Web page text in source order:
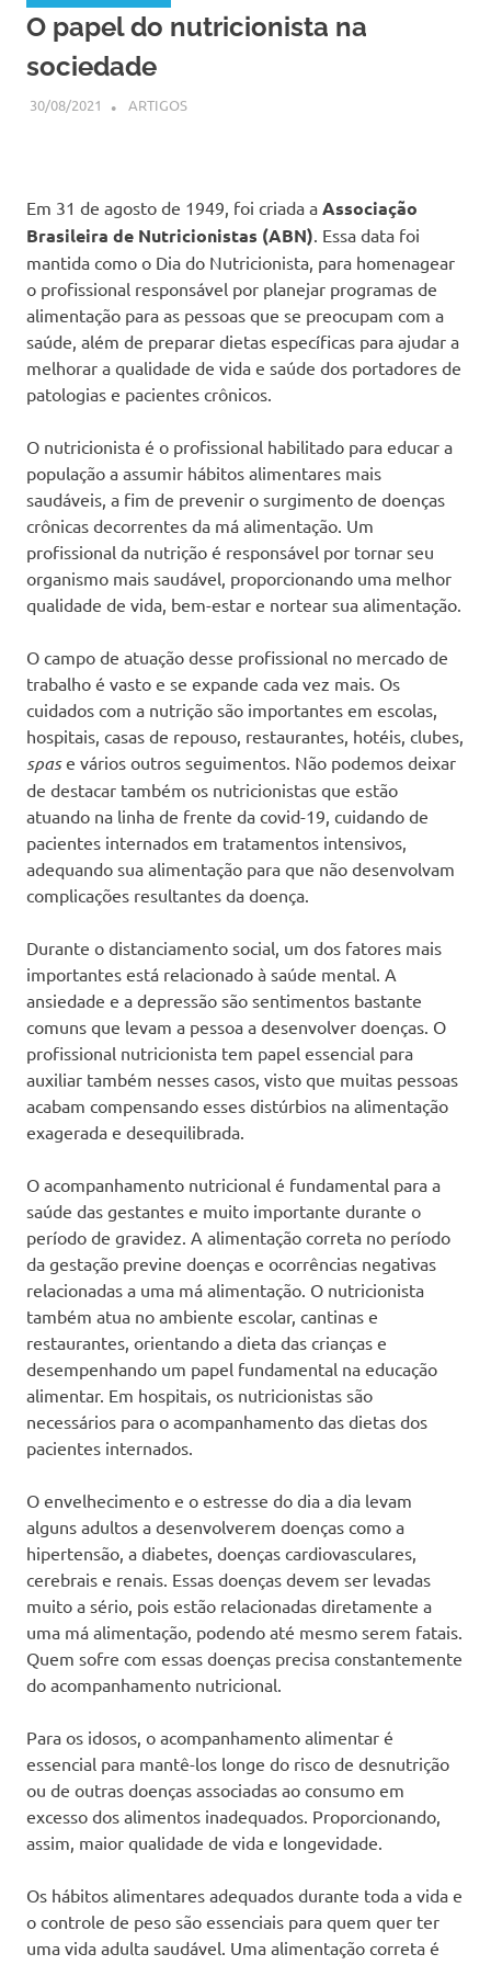
O papel do nutricionista na
sociedade
30/08/2021 SSPS BRASIL
ARTIGOS
Em 31 de agosto de 1949, foi criada a Associação
Brasileira de Nutricionistas (ABN) . Essa data foi
mantida como o Dia do Nutricionista, para homenagear
o profissional responsável por planejar programas de
alimentação para as pessoas que se preocupam com a
saúde, além de preparar dietas específicas para ajudar a
melhorar a qualidade de vida e saúde dos portadores de
patologias e pacientes crônicos.
O nutricionista é o profissional habilitado para educar a
população a assumir hábitos alimentares mais
saudáveis, a fim de prevenir o surgimento de doenças
crônicas decorrentes da má alimentação. Um
profissional da nutrição é responsável por tornar seu
organismo mais saudável, proporcionando uma melhor
qualidade de vida, bem-estar e nortear sua alimentação.
O campo de atuação desse profissional no mercado de
trabalho é vasto e se expande cada vez mais. Os
cuidados com a nutrição são importantes em escolas,
hospitais, casas de repouso, restaurantes, hotéis, clubes,
spase vários outros seguimentos. Não podemos deixar
de destacar também os nutricionistas que estão
atuando na linha de frente da covid-19, cuidando de
pacientes internados em tratamentos intensivos,
adequando sua alimentação para que não desenvolvam
complicações resultantes da doença.
Durante o distanciamento social, um dos fatores mais
importantes está relacionado à saúde mental. A
ansiedade e a depressão são sentimentos bastante
comuns que levam a pessoa a desenvolver doenças. O
profissional nutricionista tem papel essencial para
auxiliar também nesses casos, visto que muitas pessoas
acabam compensando esses distúrbios na alimentação
exagerada e desequilibrada.
O acompanhamento nutricional é fundamental para a
saúde das gestantes e muito importante durante o
período de gravidez. A alimentação correta no período
da gestação previne doenças e ocorrências negativas
relacionadas a uma má alimentação. O nutricionista
também atua no ambiente escolar, cantinas e
restaurantes, orientando a dieta das crianças e
desempenhando um papel fundamental na educação
alimentar. Em hospitais, os nutricionistas são
necessários para o acompanhamento das dietas dos
pacientes internados.
O envelhecimento e o estresse do dia a dia levam
alguns adultos a desenvolverem doenças como a
hipertensão, a diabetes, doenças cardiovasculares,
cerebrais e renais. Essas doenças devem ser levadas
muito a sério, pois estão relacionadas diretamente a
uma má alimentação, podendo até mesmo serem fatais.
Quem sofre com essas doenças precisa constantemente
do acompanhamento nutricional.
Para os idosos, o acompanhamento alimentar é
essencial para mantê-los longe do risco de desnutrição
ou de outras doenças associadas ao consumo em
excesso dos alimentos inadequados. Proporcionando,
assim, maior qualidade de vida e longevidade.
Os hábitos alimentares adequados durante toda a vida e
o controle de peso são essenciais para quem quer ter
uma vida adulta saudável. Uma alimentação correta é